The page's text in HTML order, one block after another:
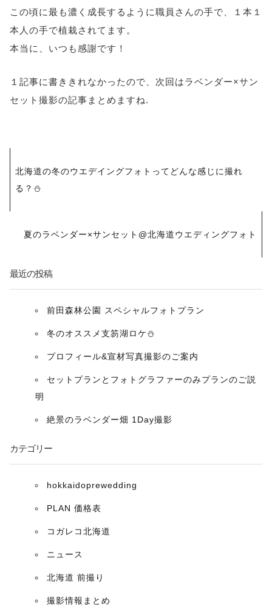
この頃に最も濃く成長するように職員さんの手で、１本１
本人の手で植栽されてます。
本当に、いつも感謝です！
１記事に書ききれなかったので、次回はラベンダー×サン
セット撮影の記事まとめますね.
投
稿
ナ
ビ
ゲ
ー
北海道の冬のウエデイングフォトってどんな感じに撮れ
る？⛄
夏のラベンダー×サンセット@北海道ウエディングフォト
最近の投稿
前田森林公園 スペシャルフォトプラン
冬のオススメ支笏湖ロケ⛄️
プロフィール&宣材写真撮影のご案内
セットプランとフォトグラファーのみプランのご説
明
絶景のラベンダー畑 1Day撮影
カテゴリー
hokkaidoprewedding
PLAN 価格表
コガレコ北海道
ニュース
北海道 前撮り
撮影情報まとめ